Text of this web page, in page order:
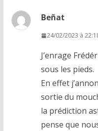
Beñat
24/02/2023 à
J’enrage
sous les pieds.
En effet
sortie du
la prédiction
pense que